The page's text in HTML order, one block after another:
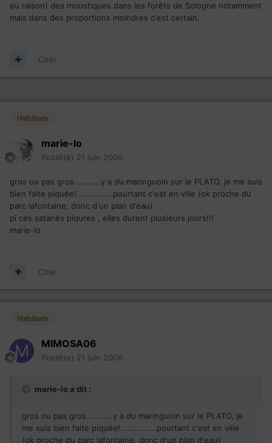
eu raison) des moustiques dans les forêts de Sologne notamment
mais dans des proportions moindres c'est certain.
Citer
Habitués
marie-lo
Posté(e) 21 juin 2006
gros ou pas gros...........y a du maringuoin sur le PLATO, je me suis
bien faite piquée!...............pourtant c'est en ville (ok proche du
parc lafontaine, donc d'un plan d'eau)
pi ces satanés piqures , elles durent plusieurs jours!!!
marie-lo
Citer
Habitués
MIMOSA06
Posté(e) 21 juin 2006
marie-lo a dit :
gros ou pas gros...........y a du maringuoin sur le PLATO, je
me suis bien faite piquée!...............pourtant c'est en ville
(ok proche du parc lafontaine, donc d'un plan d'eau)